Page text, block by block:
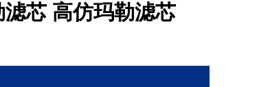
芯 高仿玛勒滤芯